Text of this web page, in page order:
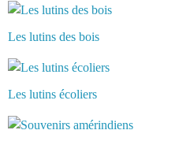
Les lutins des bois
Les lutins écoliers